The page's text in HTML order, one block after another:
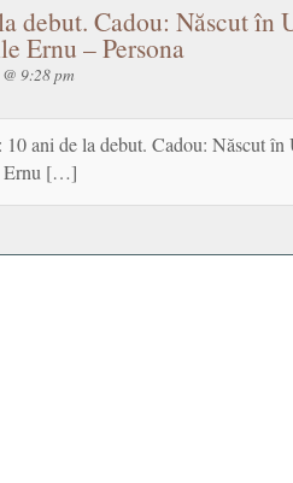
debut. Cadou: Născut în
Ernu – Persona
9:28 pm
ani de la debut. Cadou: Născut în
Ernu […]